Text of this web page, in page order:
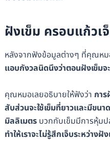
ฝังเข็ม ครอบแก้วเ
หลังจากฟังข้อมูลต่างๆ ที่คุณหม
แอบกังวลนิดนึงว่าตอนฝังเข็มจ
คุณหมอเลยอธิบายให้ฟังว่า กา
สับส่วนจะใช้เข็มที่ยาวและมีขน
มิลลิเมตร บวกกับเข็มมีการหุ้มป
ทำให้เราจะไม่รู้สึกเจ็บระหว่างฝัง